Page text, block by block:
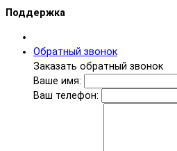
Поддержка
Обратный звонок
Заказать обратный звонок
Ваше имя:
Ваш телефон: